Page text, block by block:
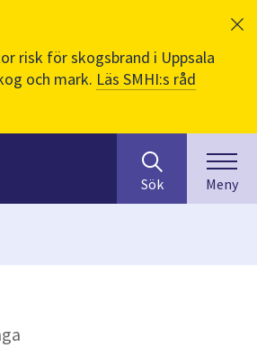
risk för skogsbrand i Uppsala
och mark. Läs SMHI:s råd
efter
innehåll
på
Sök Meny